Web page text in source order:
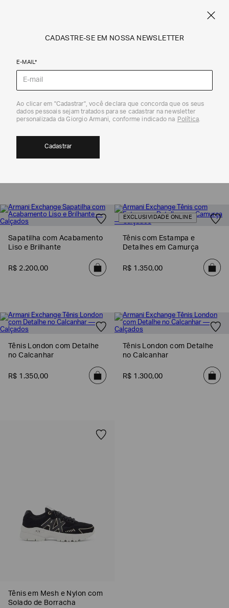
Coleção
TODOS OS CALÇADOS FEMININO
NOVIDADES | ARMANI EXCHANGE
Sapatilha com Acabamento
Liso e Brilhante
R$ 2.200,00
EXCLUSIVIDADE ONLINE
Tênis com Estampa e
Detalhes em Camurça
R$ 1 .350,00
Tênis London com Detalhe
no Calcanhar
R$ 1 .350,00
Tênis London com Detalhe
no Calcanhar
R$ 1 .300,00
Tênis em Mesh e Nylon com
Solado de Borracha
CADASTRE-SE EM NOSSA NEWSLETTER
E-MAIL*
Ao clicar em "Cadastrar", você declara que concorda que os seus
dados pessoais sejam tratados para se cadastrar na newsletter
personalizada da Giorgio Armani, conforme indicado na Política.
Cadastrar
nos
DE
NASCIMENTO*
seguintes
Marcas